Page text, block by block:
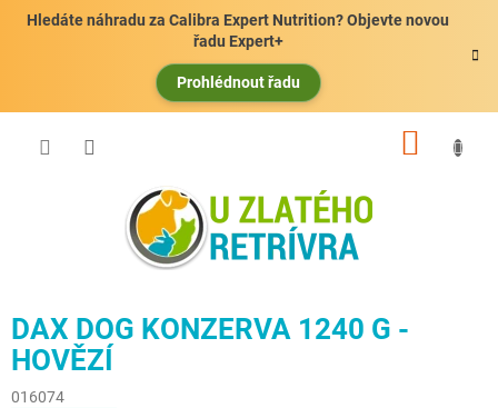
Hledáte náhradu za Calibra Expert Nutrition? Objevte novou
řadu Expert+
Prohlédnout řadu
DAX DOG KONZERVA 1240 G -
HOVĚZÍ
016074